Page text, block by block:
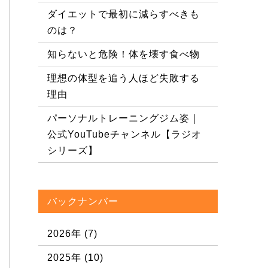
ダイエットで最初に減らすべきも
のは？
知らないと危険！体を壊す食べ物
理想の体型を追う人ほど失敗する
理由
パーソナルトレーニングジム姿｜
公式YouTubeチャンネル【ラジオ
シリーズ】
バックナンバー
2026年 (7)
2025年 (10)